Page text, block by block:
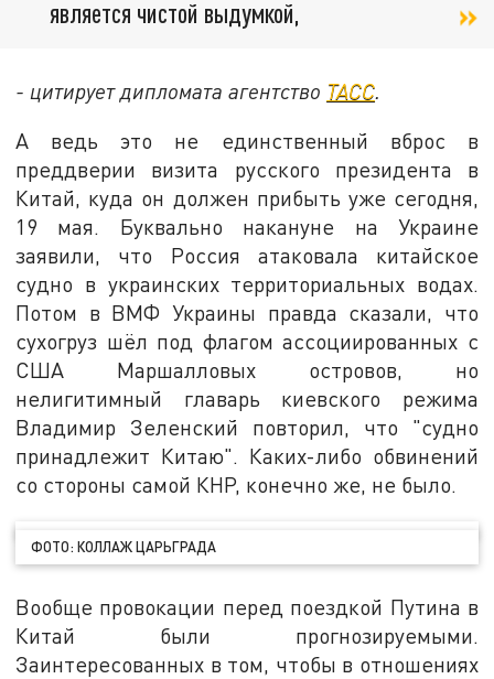
является чистой выдумкой,
- цитирует дипломата агентство ТАСС
А ведь это не единственный вброс в
преддверии визита русского президента в
Китай, куда он должен прибыть уже сегодня,
19 мая. Буквально накануне на Украине
заявили, что Россия атаковала китайское
судно в украинских территориальных водах.
Потом в ВМФ Украины правда сказали, что
сухогруз шёл под флагом ассоциированных с
США Маршалловых островов, но
нелигитимный главарь киевского режима
Владимир Зеленский повторил, что "судно
принадлежит Китаю". Каких-либо обвинений
со стороны самой КНР, конечно же, не было.
ФОТО: КОЛЛАЖ ЦАРЬГРАДА
Вообще провокации перед поездкой Путина в
Китай были прогнозируемыми.
Заинтересованных в том, чтобы в отношениях